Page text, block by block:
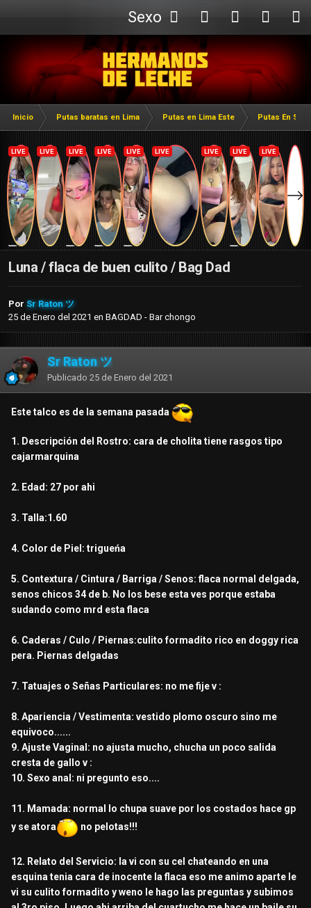
Sexo
Webcam
Inicio Putas baratas en Lima Putas en Lima Este Putas En
Luna / flaca de buen culito / Bag Dad
Por Sr Raton ツ
25 de Enero del 2021 en BAGDAD - Bar chongo
Sr Raton ツ
Publicado 25 de Enero del 2021
Este talco es de la semana pasada
1. Descripción del Rostro: cara de cholita tiene rasgos tipo
cajarmarquina
2. Edad: 27 por ahi
3. Talla:1.60
4. Color de Piel: trigueńa
5. Contextura / Cintura / Barriga / Senos: flaca normal delgada,
senos chicos 34 de b. No los bese esta ves porque estaba
sudando como mrd esta flaca
6. Caderas / Culo / Piernas:culito formadito rico en doggy rica
pera. Piernas delgadas
7. Tatuajes o Señas Particulares: no me fije v :
8. Apariencia / Vestimenta: vestido plomo oscuro sino me
equivoco......
9. Ajuste Vaginal: no ajusta mucho, chucha un poco salida
cresta de gallo v :
10. Sexo anal: ni pregunto eso....
11. Mamada: normal lo chupa suave por los costados hace gp
y se atora
no pelotas!!!
12. Relato del Servicio: la vi con su cel chateando en una
esquina tenia cara de inocente la flaca eso me animo aparte le
vi su culito formadito y weno le hago las preguntas y subimos